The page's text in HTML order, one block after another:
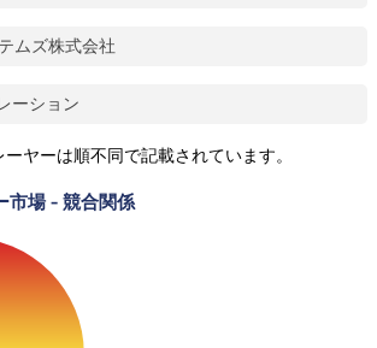
ムズ株式会社
ーション
ヤーは順不同で記載されています。
市場- 競合関係